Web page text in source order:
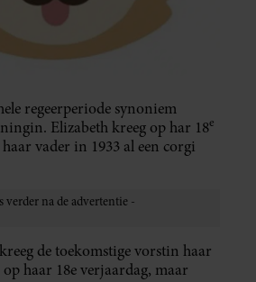
regeerperiode synoniem
Elizabeth kreeg op har 18e
vader in 1933 al een corgi
de toekomstige vorstin haar
op haar 18e verjaardag, maar